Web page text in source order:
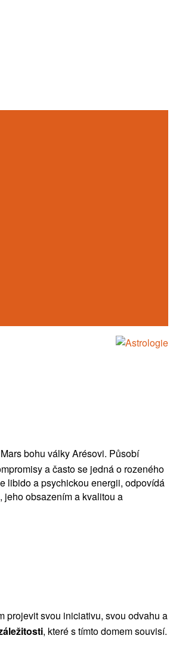
bohu války Arésovi. Působí
a často se jedná o rozeného
libido a psychickou energii, odpovídá
, jeho obsazením a kvalitou a
projevit svou iniciativu, svou odvahu a
, které s tímto domem souvisí.